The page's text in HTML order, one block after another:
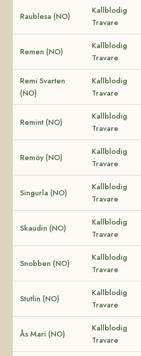
Raublesa (NO)
Kallblodig
Travare
Remen (NO)
Kallblodig
Travare
Remi Svarten
(NO)
Kallblodig
Travare
Remint (NO)
Kallblodig
Travare
Remöy (NO)
Kallblodig
Travare
Singurla (NO)
Kallblodig
Travare
Skaudin (NO)
Kallblodig
Travare
Snobben (NO)
Kallblodig
Travare
Stutlin (NO)
Kallblodig
Travare
Ås Mari (NO)
Kallblodig
Travare